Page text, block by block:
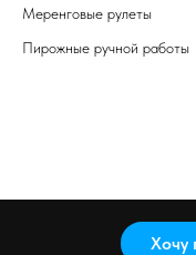
Меренговые рулеты
Пирожные ручной работы
Хочу